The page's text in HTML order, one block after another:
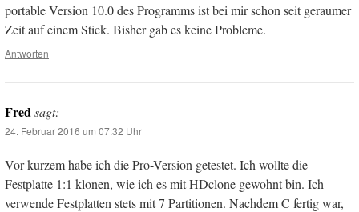
portable Version 10.0 des Programms ist bei mir schon seit geraumer
Zeit auf einem Stick. Bisher gab es keine Probleme.
Antworten
Fredsagt:
24. Februar 2016 um 07:32 Uhr
Vor kurzem habe ich die Pro-Version getestet. Ich wollte die
Festplatte 1:1 klonen, wie ich es mit HDclone gewohnt bin. Ich
verwende Festplatten stets mit 7 Partitionen. Nachdem C fertig war,